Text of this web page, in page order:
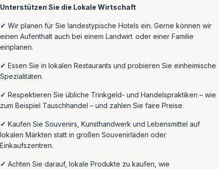
Unterstützen Sie die Lokale Wirtschaft
✓ Wir planen für Sie landestypische Hotels ein. Gerne können wir
einen Aufenthalt auch bei einem Landwirt oder einer Familie
einplanen.
✓ Essen Sie in lokalen Restaurants und probieren Sie einheimische
Spezialitäten.
✓ Respektieren Sie übliche Trinkgeld- und Handelspraktiken – wie
zum Beispiel Tauschhandel – und zahlen Sie faire Preise.
✓ Kaufen Sie Souvenirs, Kunsthandwerk und Lebensmittel auf
lokalen Märkten statt in großen Souvenirläden oder
Einkaufszentren.
✓ Achten Sie darauf, lokale Produkte zu kaufen, wie